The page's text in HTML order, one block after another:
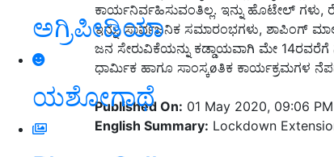
ಅಗ್ರಿಪೀಡಿಯಾ
ಯಶೋಗಾಥೆ
ಕಾರ್ಯನಿರ್ವಹಿಸುವಂತಿಲ್ಲ. ಇನ್ನು ಹೊಟೇಲ್
ಇನ್ನು, ಸಾರ್ವಜನಿಕ ಸಮಾರಂಭಗಳು, ಶಾಪಿಂಗ್
ಜನ ಸೇರುವಿಕೆಯನ್ನು ಕಡ್ಡಾಯವಾಗಿ ಮೇ 14ರವರೆಗೆ
ಧಾರ್ಮಿಕ ಹಾಗೂ ಸಾಂಸ್ಕøತಿಕ ಕಾರ್ಯಕ್ರಮಗಳ
Published On: 01 May 2020, 09:06 PM
English Summary: Lockdown